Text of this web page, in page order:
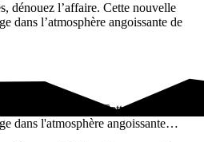
dénouez l’affaire. Cette nouvelle
dans l’atmosphère angoissante de
dénouez l'affaire. Cette nouvelle
dans l'atmosphère angoissante…